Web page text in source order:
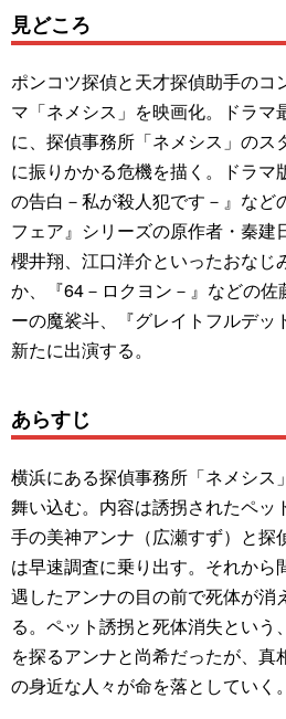
見どころ
ポンコツ探偵と天才探偵助手のコ
マ「ネメシス」を映画化。ドラマ
に、探偵事務所「ネメシス」のス
に振りかかる危機を描く。ドラマ
の告白－私が殺人犯です－』など
フェア』シリーズの原作者・秦建
櫻井翔、江口洋介といったおなじ
か、『64－ロクヨン－』などの
ーの魔裟斗、『グレイトフルデッ
新たに出演する。
あらすじ
横浜にある探偵事務所「ネメシス
舞い込む。内容は誘拐されたペッ
手の美神アンナ（広瀬すず）と探
は早速調査に乗り出す。それから
遇したアンナの目の前で死体が消
る。ペット誘拐と死体消失という
を探るアンナと尚希だったが、真
の身近な人々が命を落としていく。